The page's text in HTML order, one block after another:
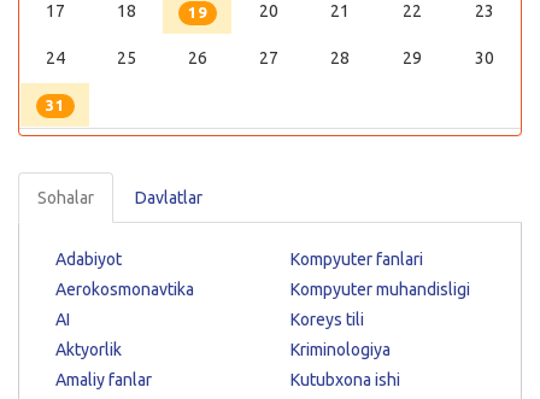
17 18 19 20 21 22 23
24 25 26 27 28 29 30
31
Sohalar Davlatlar
Adabiyot
Aerokosmonavtika
AI
Aktyorlik
Amaliy fanlar
Kompyuter fanlari
Kompyuter muhandisligi
Koreys tili
Kriminologiya
Kutubxona ishi